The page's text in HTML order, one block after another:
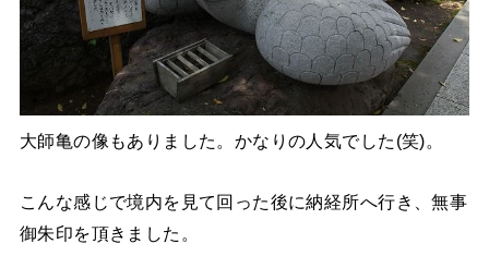
大師亀の像もありました。かなりの人気でした(笑)。
こんな感じで境内を見て回った後に納経所へ行き、無事
御朱印を頂きました。